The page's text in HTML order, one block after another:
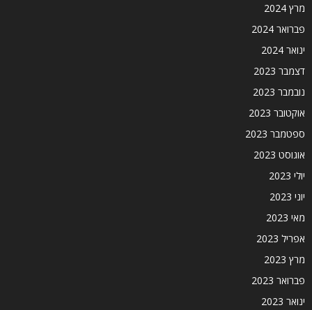
מרץ 2024
פברואר 2024
ינואר 2024
דצמבר 2023
נובמבר 2023
אוקטובר 2023
ספטמבר 2023
אוגוסט 2023
יולי 2023
יוני 2023
מאי 2023
אפריל 2023
מרץ 2023
פברואר 2023
ינואר 2023